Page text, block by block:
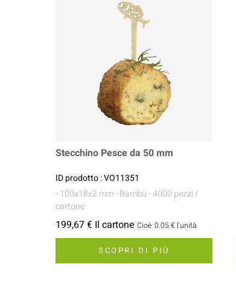
Stecchino Pesce da 50 mm
ID prodotto : VO11351
- 100x18x2 mm- Bambù- 4000 pezzi /
cartone
199,67 € Il cartone Cioè 0.05 € l'unità
SCOPRI DI PIÙ